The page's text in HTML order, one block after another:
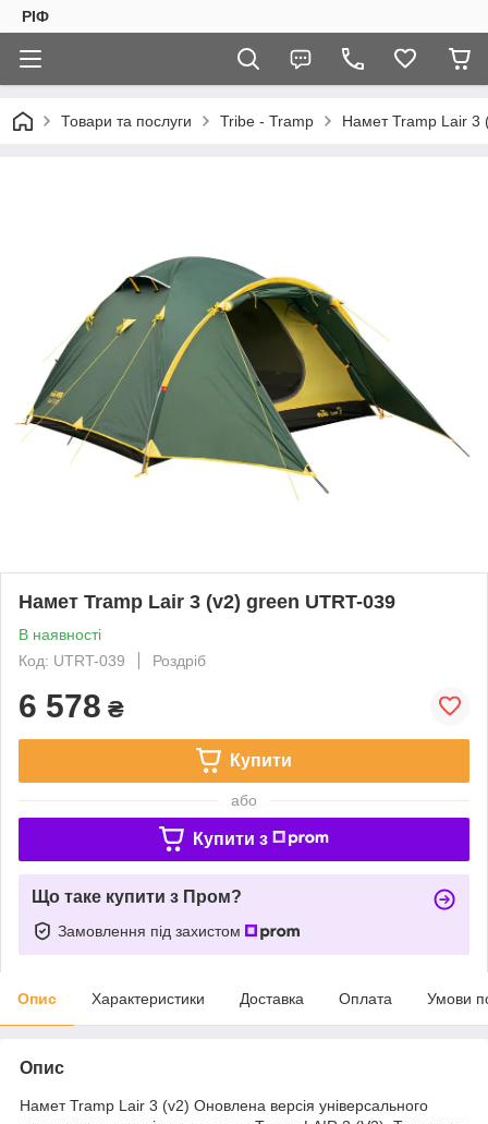
РІФ
Товари та послуги Tribe - Tramp Намет Tramp Lair 3
Намет Tramp Lair 3 (v2) green UTRT-039
В наявності
Код: UTRT-039
Роздріб
6 578 ₴
Купити
або
Купити з
Що таке купити з Пром?
Замовлення під захистом
Опис Характеристики Доставка Оплата Умови
Опис
Намет Tramp Lair 3 (v2) Оновлена версія універсального